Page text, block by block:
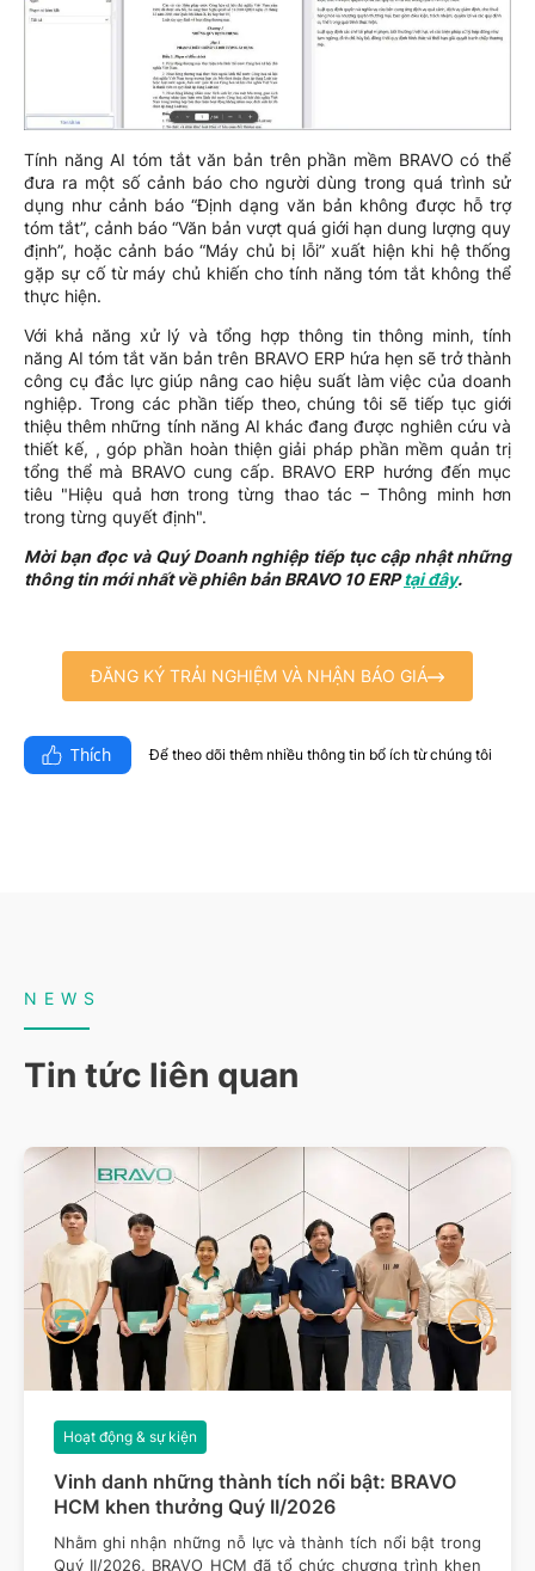
Tính năng AI tóm tắt văn bản trên phần mềm BRAVO có thể
đưa ra một số cảnh báo cho người dùng trong quá trình sử
dụng như cảnh báo “Định dạng văn bản không được hỗ trợ
tóm tắt”, cảnh báo “Văn bản vượt quá giới hạn dung lượng quy
định”, hoặc cảnh báo “Máy chủ bị lỗi” xuất hiện khi hệ thống
gặp sự cố từ máy chủ khiến cho tính năng tóm tắt không thể
thực hiện.
Với khả năng xử lý và tổng hợp thông tin thông minh, tính
năng AI tóm tắt văn bản trên BRAVO ERP hứa hẹn sẽ trở thành
công cụ đắc lực giúp nâng cao hiệu suất làm việc của doanh
nghiệp. Trong các phần tiếp theo, chúng tôi sẽ tiếp tục giới
thiệu thêm những tính năng AI khác đang được nghiên cứu và
thiết kế, , góp phần hoàn thiện giải pháp phần mềm quản trị
tổng thể mà BRAVO cung cấp. BRAVO ERP hướng đến mục
tiêu "Hiệu quả hơn trong từng thao tác – Thông minh hơn
trong từng quyết định".
Mời bạn đọc và Quý Doanh nghiệp tiếp tục cập nhật những
thông tin mới nhất về phiên bản BRAVO 10 ERPtại đây.
ĐĂNG KÝ TRẢI NGHIỆM VÀ NHẬN BÁO GIÁ
Thích Để theo dõi thêm nhiều thông tin bổ ích từ chúng tôi​
NEWS
Tin tức liên quan
Vinh danh những thành tích nổi bật: BRAVO
HCM khen thưởng Quý II/2026
Hoạt động & sự kiện
Nhằm ghi nhận những nỗ lực và thành tích nổi bật trong
Quý II/2026, BRAVO HCM đã tổ chức chương trình khen